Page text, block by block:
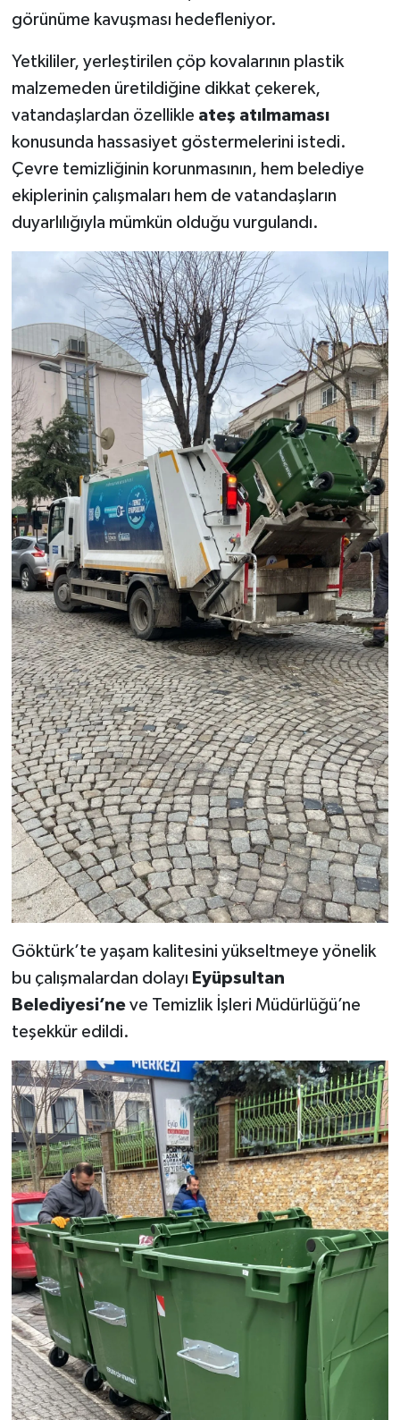
görünüme kavuşması hedefleniyor.
Yetkililer, yerleştirilen çöp kovalarının plastik
malzemeden üretildiğine dikkat çekerek,
vatandaşlardan özellikle ateş atılmaması
konusunda hassasiyet göstermelerini istedi.
Çevre temizliğinin korunmasının, hem belediye
ekiplerinin çalışmaları hem de vatandaşların
duyarlılığıyla mümkün olduğu vurgulandı.
Göktürk’te yaşam kalitesini yükseltmeye yönelik
bu çalışmalardan dolayı Eyüpsultan
Belediyesi’neve Temizlik İşleri Müdürlüğü’ne
teşekkür edildi.